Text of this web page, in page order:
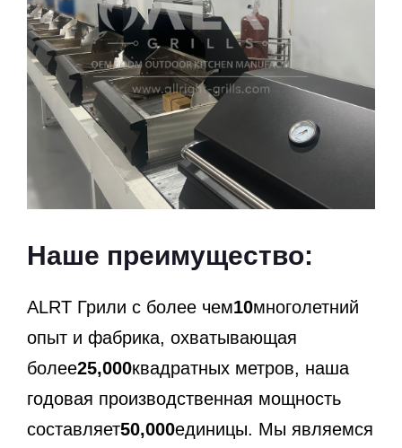
Наше преимущество:
ALRT Грили с более чем10многолетний
опыт и фабрика, охватывающая
более25,000квадратных метров, наша
годовая производственная мощность
составляет50,000единицы. Мы являемся